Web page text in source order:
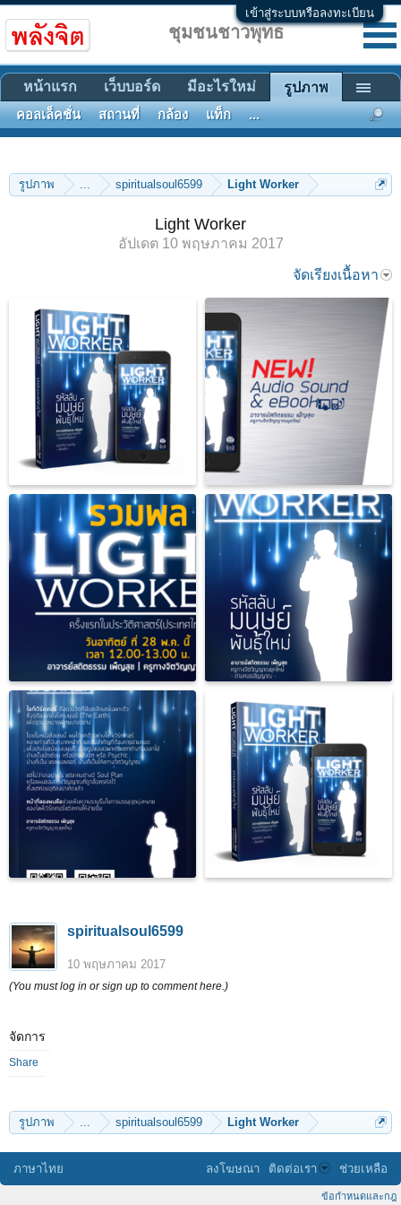
เข้าสู่ระบบหรือลงทะเบียน
รูปภาพ ... spiritualsoul6599 Light Worker
Light Worker
อัปเดต 10 พฤษภาคม 2017
จัดเรียงเนื้อหา
spiritualsoul6599
10 พฤษภาคม 2017
(You must log in or sign up to comment here.)
จัดการ
Share
รูปภาพ ... spiritualsoul6599 Light Worker
ชุมชนชาวพุทธ
หน้าแรก เว็บบอร์ด มีอะไรใหม่ รูปภาพ
คอลเล็คชั่น สถานที่ กล้อง แท็ก ...
ภาษาไทย ลงโฆษณา ติดต่อเรา ช่วยเหลือ
ข้อกำหนดและกฎ